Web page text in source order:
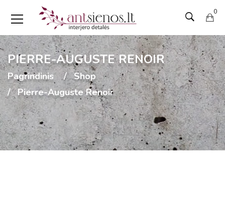
0
PIERRE-AUGUSTE RENOIR
Pagrindinis
Shop
Pierre-Auguste Renoir